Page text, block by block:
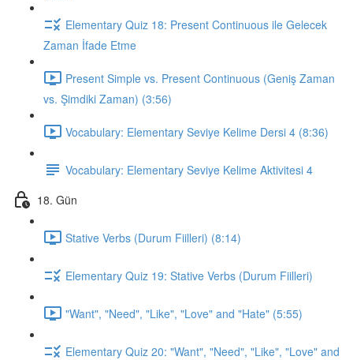
Elementary Quiz 18: Present Continuous ile Gelecek
Zaman İfade Etme
Present Simple vs. Present Continuous (Geniş Zaman
vs. Şimdiki Zaman) (3:56)
Vocabulary: Elementary Seviye Kelime Dersi 4 (8:36)
Vocabulary: Elementary Seviye Kelime Aktivitesi 4
18. Gün
Stative Verbs (Durum Fiilleri) (8:14)
Elementary Quiz 19: Stative Verbs (Durum Fiilleri)
"Want", "Need", "Like", "Love" and "Hate" (5:55)
Elementary Quiz 20: "Want", "Need", "Like", "Love" and